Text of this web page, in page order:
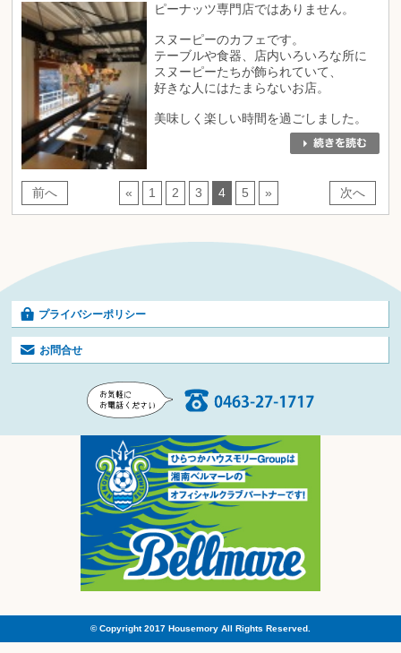
ピーナッツ専門店ではありません。
スヌーピーのカフェです。
テーブルや食器、店内いろいろな所に
スヌーピーたちが飾られていて、
好きな人にはたまらないお店。
美味しく楽しい時間を過ごしました。
前へ « 1 2 3 4 5 » 次へ
プライバシーポリシー
お問合せ
© Copyright 2017 Housemory All Rights Reserved.